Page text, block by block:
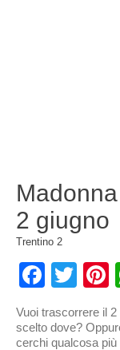
2 giugno
Trentino 2
Vuoi trascorrere il
scelto dove?
cerchi qualcosa più